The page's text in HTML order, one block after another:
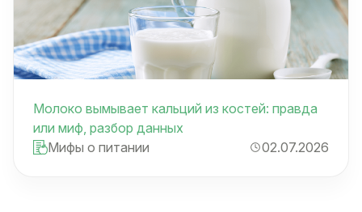
Молоко вымывает кальций из костей: правда
или миф, разбор данных
Мифы о питании
02.07.2026